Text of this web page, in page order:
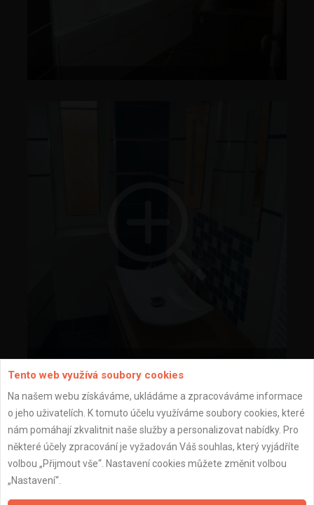
Tento web využívá soubory cookies
Na našem webu získáváme, ukládáme a zpracováváme informace
o jeho uživatelích. K tomuto účelu využíváme soubory cookies, které
nám pomáhají zkvalitnit naše služby a personalizovat nabídky. Pro
některé účely zpracování je vyžadován Váš souhlas, který vyjádříte
volbou „Přijmout vše“. Nastavení cookies můžete změnit volbou
„Nastavení“.